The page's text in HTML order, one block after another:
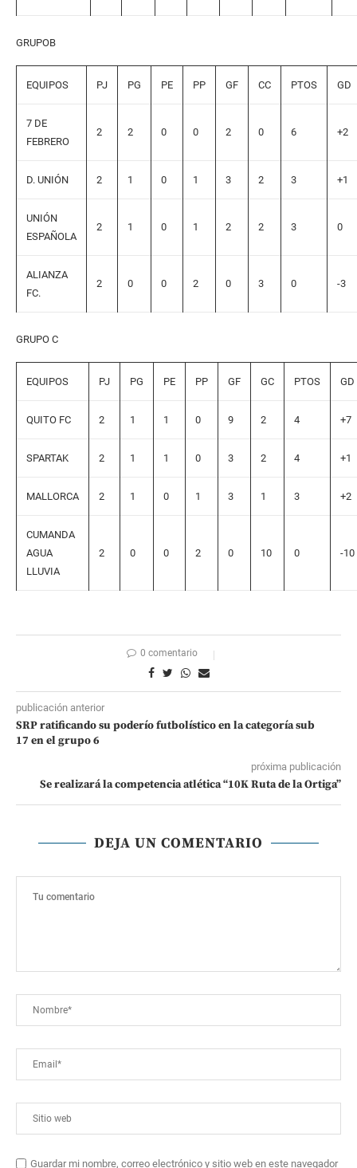
GRUPOB
EQUIPOS PJ PG PE PP GF CC PTOS GD
7 DE
FEBRERO
2 2 0 0 2 0 6 +2
D. UNIÓN 2 1 0 1 3 2 3 +1
UNIÓN
ESPAÑOLA
2 1 0 1 2 2 3 0
ALIANZA
FC.
2 0 0 2 0 3 0 -3
GRUPO C
EQUIPOS PJ PG PE PP GF GC PTOS GD
QUITO FC 2 1 1 0 9 2 4 +7
SPARTAK 2 1 1 0 3 2 4 +1
MALLORCA 2 1 0 1 3 1 3 +2
CUMANDA
AGUA
LLUVIA
2 0 0 2 0 10 0 -10
0 comentario
publicación anterior
SRP ratificando su poderío futbolístico en la categoría sub
17 en el grupo 6
próxima publicación
Se realizará la competencia atlética “10K Ruta de la Ortiga”
DEJA UN COMENTARIO
Guardar mi nombre, correo electrónico y sitio web en este navegador